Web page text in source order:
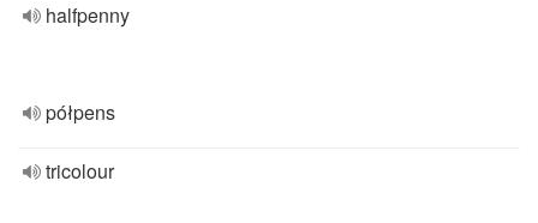
halfpenny
półpens
tricolour